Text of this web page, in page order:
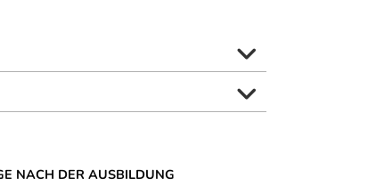
NACH DER AUSBILDUNG